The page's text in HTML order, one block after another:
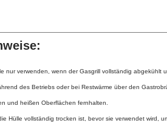
nur verwenden, wenn der Gasgrill vollständig abgekühlt
des Betriebs oder bei Restwärme über den
und heißen Oberflächen fernhalten.
Hülle vollständig trocken ist, bevor sie verwendet wird,